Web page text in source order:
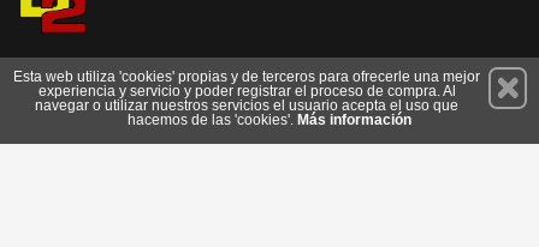
Suscríbete
Esta web utiliza 'cookies' propias y de terceros para ofrecerle una mejor
experiencia y servicio y poder registrar el proceso de compra. Al
navegar o utilizar nuestros servicios el usuario acepta el uso que
hacemos de las 'cookies'. Más información